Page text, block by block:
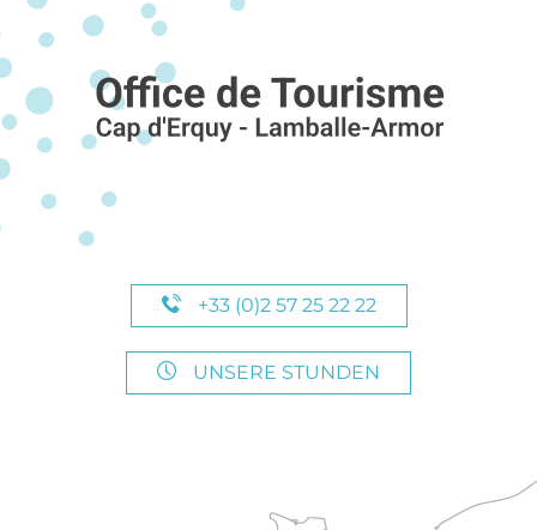
+33 (0)2 57 25 22 22
UNSERE STUNDEN